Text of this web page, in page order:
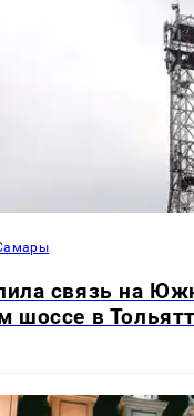
связь на
шоссе в